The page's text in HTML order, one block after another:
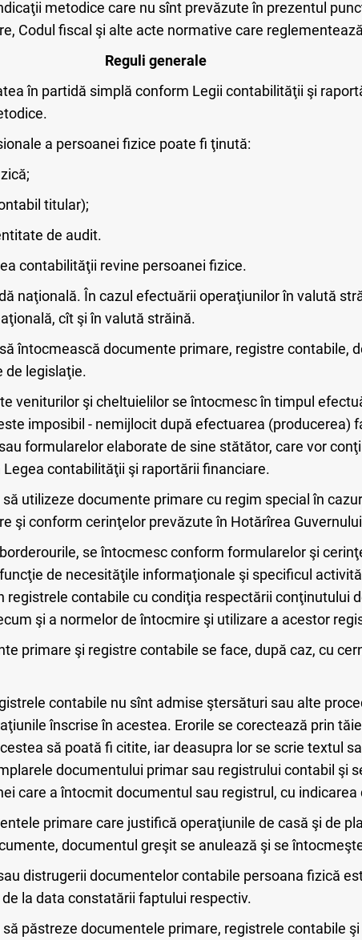
metodice care nu sînt prevăzute în prezentul
Codul fiscal şi alte acte normative care
Reguli generale
în partidă simplă conform Legii contabilităţii şi
a persoanei fizice poate fi ţinută:
titular);
de audit.
contabilităţii revine persoanei fizice.
naţională. În cazul efectuării operaţiunilor în valută
cît şi în valută străină.
întocmească documente primare, registre contabile,
de legislaţie.
veniturilor şi cheltuielilor se întocmesc în timpul
imposibil - nemijlocit după efectuarea (producerea)
formularelor elaborate de sine stătător, care vor
contabilităţii şi raportării financiare.
utilizeze documente primare cu regim special în
şi conform cerinţelor prevăzute în Hotărîrea
se întocmesc conform formularelor şi
de necesităţile informaţionale şi specificul
registrele contabile cu condiţia respectării conţinutului
şi a normelor de întocmire şi utilizare a acestor
primare şi registre contabile se face, după caz, cu
contabile nu sînt admise ştersături sau alte
înscrise în acestea. Erorile se corectează prin
să poată fi citite, iar deasupra lor se scrie textul
documentului primar sau registrului contabil şi
care a întocmit documentul sau registrul, cu
primare care justifică operaţiunile de casă şi de
documentul greşit se anulează şi se
distrugerii documentelor contabile persoana fizică
la data constatării faptului respectiv.
păstreze documentele primare, registrele contabile